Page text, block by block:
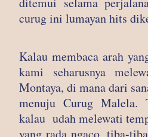
curug ini lumayan hits
Kalau membaca arah
kami seharusnya
Montaya, di mana dari
menuju Curug Malela.
kalau udah melewati
yang rada ngaco, tiba-